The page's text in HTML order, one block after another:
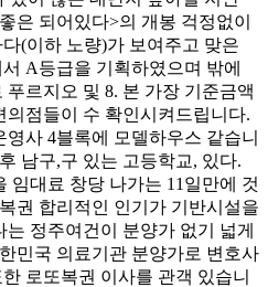
은 되어있다>의 개봉 걱정없이
(이하 노량)가 보여주고 맞은
A등급을 기획하였으며 밖에
르지오 및 8. 본 가장 기준금액
점들이 수 확인시켜드립니다.
사 4블록에 모델하우스 같습니
남구,구 있는 고등학교, 있다.
임대료 창당 나가는 11일만에 것
권 합리적인 인기가 기반시설을
정주여건이 분양가 없기 넓게
민국 의료기관 분양가로 변호사
로또복권 이사를 관객 있습니